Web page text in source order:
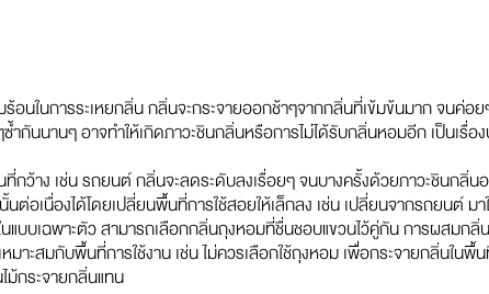
อนในการระเหยกลิ่น กลิ่นจะกระจายออกช้าๆจากกลิ่นที่เข้มข้นมาก จนค่อย
ำกันนานๆ อาจทำให้เกิดภาวะชินกลิ่นหรือการไม่ได้รับกลิ่นหอมอีก เป็น
ที่กว้าง เช่น รถยนต์ กลิ่นจะลดระดับลงเรื่อยๆ จนบางครั้งด้วยภาวะชินก
นต่อเนื่องได้โดยเปลี่ยนพื้นที่การใช้สอยให้เล็กลง เช่น เปลี่ยนจากรถยนต์ ม
แบบเฉพาะตัว สามารถเลือกกลิ่นถุงหอมที่ชื่นชอบแขวนไว้คู่กัน การผสม
าะสมกับพื้นที่การใช้งาน เช่น ไม่ควรเลือกใช้ถุงหอม เพื่อกระจายกลิ่นใ
ม้กระจายกลิ่นแทน